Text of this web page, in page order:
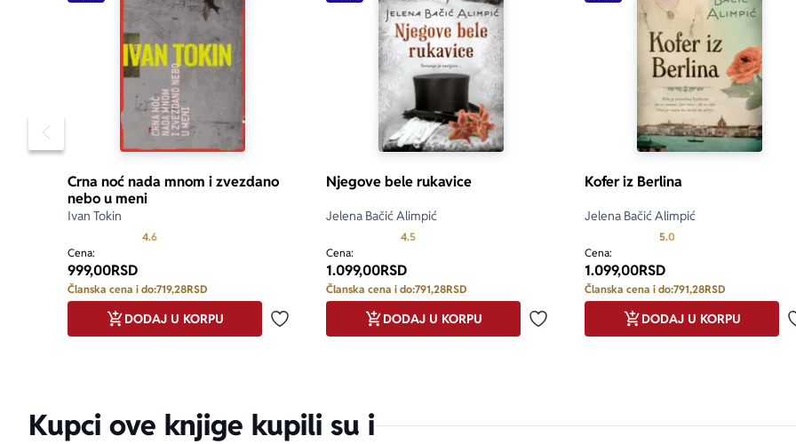
Pomeranje sadržaja slajdera u levo
Crna noć nada mnom i zvezdano
nebo u meni
Ivan Tokin
4.6Prosecna ocena je 4.6 od 5
Cena:
999,00RSD
Članska cena i do:719,28RSD
Dodaj u omiljene
DODAJ U KORPU
Njegove bele rukavice
Jelena Bačić Alimpić
4.5Prosecna ocena je 4.5 od 5
Cena:
1.099,00RSD
Članska cena i do:791,28RSD
Dodaj u omiljene
DODAJ U KORPU
Kofer iz Berlina
Jelena Bačić Alimpić
5.0
Cena:
1.099,00RSD
Članska cena i do:791,28RSD
DODAJ U KORPU
Kupci ove knjige kupili su i